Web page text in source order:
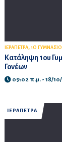
ΙΕΡΑΠΕΤΡΑ, 1Ο ΓΥΜΝΑΣΙΟ
Κατάληψη 1ου
Γονέων
09:02 π.μ. - 18/
ΙΕΡΑΠΕΤΡΑ